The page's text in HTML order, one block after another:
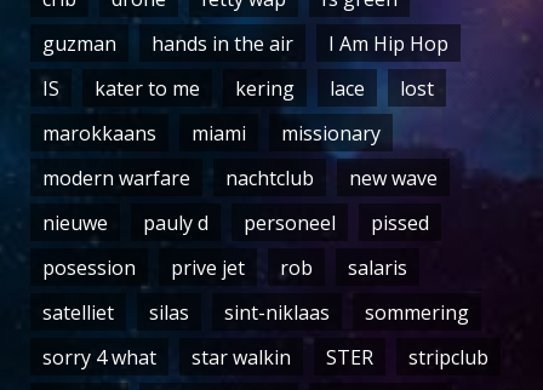
guzman
hands in the air
I Am Hip Hop
IS
kater to me kering lace
lost
marokkaans
miami
missionary
modern warfare
nachtclub
new wave
nieuwe
pauly d personeel
pissed
posession
prive jet rob
salaris
satelliet
silas sint-niklaas
sommering
sorry 4 what
star walkin STER
stripclub